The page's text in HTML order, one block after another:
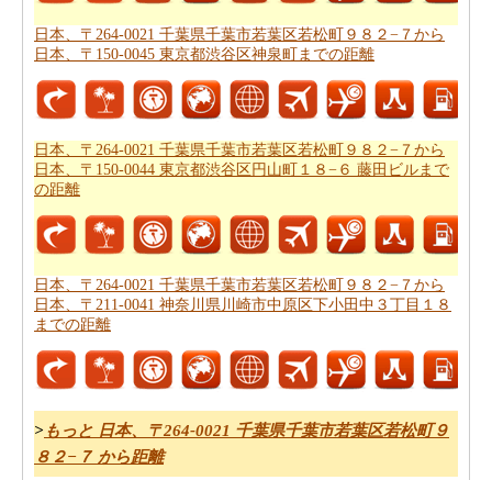
日本、〒264-0021 千葉県千葉市若葉区若松町９８２−７
から日本、〒107-0052 東京都港区赤坂２丁目１０−７ま
で良プランが欲しいですか。知る事はどの方を使って
本、〒264-0021 千葉県千葉市若葉区若松町９８２−７か
ら日本、〒107-0052 東京都港区赤坂２丁目１０−７まで
の旅行するんです。
道路走行は疲れて感じますか。飛行機で飛びてかかる時
間は知りたいんですか。 日本、〒264-0021 千葉県千葉市
若葉区若松町９８２−７から日本、〒107-0052 東京都港
それはあなたの旅のルートを計画するのは面倒ですか？
このルートプランナーは、
市若葉区若松町９８２−７から日本、〒107-0052 東京都
港区赤坂２丁目１０−７までの道路ルートプラン提供しま
す。
あなたは、道路に旅行を取ることを計画していますか？
日本、〒264-0021 千葉県千葉市若葉区若松町９８２−７から
日本、〒150-0045 東京都渋谷区神泉町までの距離
日本、〒264-0021 千葉県千葉市若葉区若松町９８２−７から
日本、〒150-0044 東京都渋谷区円山町１８−６ 藤田ビルまで
の距離
日本、〒264-0021 千葉県千葉市若葉区若松町９８２−７から
日本、〒211-0041 神奈川県川崎市中原区下小田中３丁目１８
までの距離
> もっと 日本、〒264-0021 千葉県千葉市若葉区若松町９
８２−７ から距離